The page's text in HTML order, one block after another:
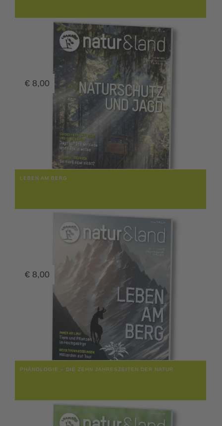
€ 8,00
LEBEN AM BERG
€ 8,00
PHÄNOLOGIE – DIE ZEHN JAHRESZEITEN DER NATUR